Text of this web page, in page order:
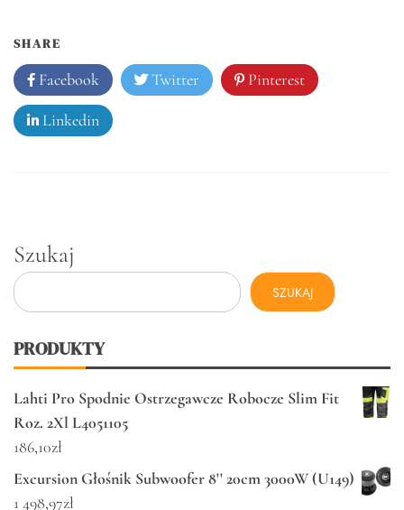
SHARE
Facebook Twitter Pinterest
Linkedin
Szukaj
SZUKAJ
PRODUKTY
Lahti Pro Spodnie Ostrzegawcze Robocze Slim Fit
Roz. 2Xl L4051105
186,10zł
Excursion Głośnik Subwoofer 8'' 20cm 3000W (U149)
1 498,97zł